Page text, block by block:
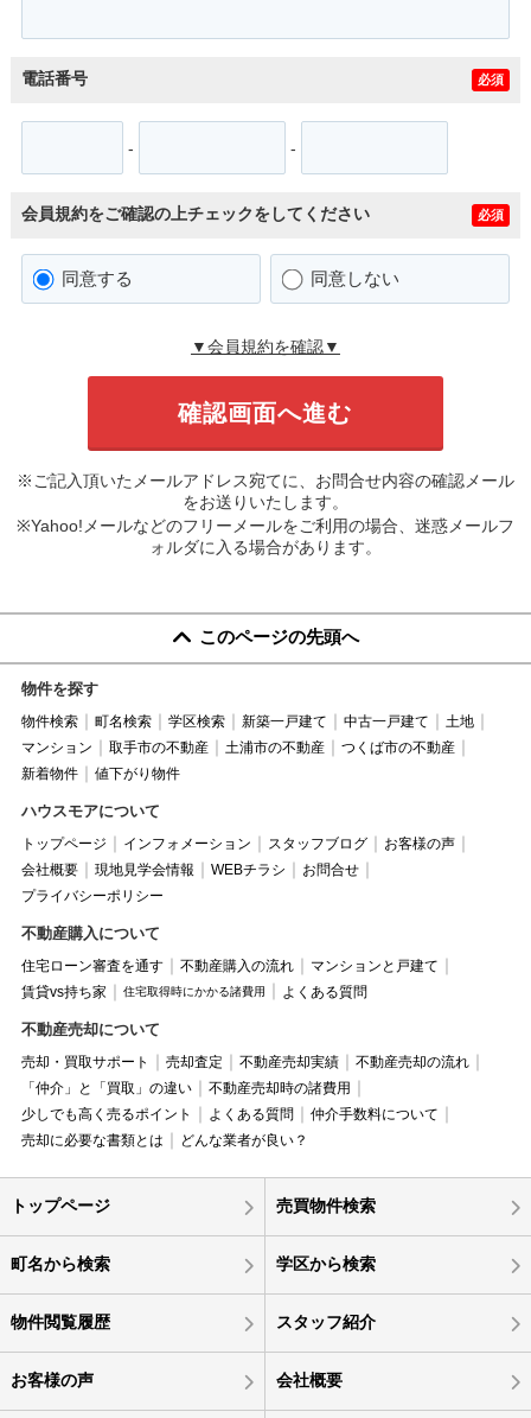
電話番号 必須
- -
会員規約をご確認の上チェックをしてください 必須
同意する 同意しない
▼会員規約を確認▼
※ご記入頂いたメールアドレス宛てに、お問合せ内容の確認メール
をお送りいたします。
※Yahoo!メールなどのフリーメールをご利用の場合、迷惑メールフ
ォルダに入る場合があります。
このページの先頭へ
物件を探す
物件検索 町名検索 学区検索 新築一戸建て 中古一戸建て
土地
マンション
取手市の不動産 土浦市の不動産
つくば市の不動産
新着物件
値下がり物件
ハウスモアについて
トップページ インフォメーション スタッフブログ
お客様の声
会社概要
現地見学会情報 WEBチラシ
お問合せ
プライバシーポリシー
不動産購入について
住宅ローン審査を通す 不動産購入の流れ
マンションと戸建て
賃貸vs持ち家
住宅取得時にかかる諸費用 よくある質問
不動産売却について
売却・買取サポート 売却査定 不動産売却実績
不動産売却の流れ
「仲介」と「買取」の違い
不動産売却時の諸費用
少しでも高く売るポイント
よくある質問
仲介手数料について
売却に必要な書類とは
どんな業者が良い？
トップページ 売買物件検索
町名から検索 学区から検索
物件閲覧履歴 スタッフ紹介
お客様の声 会社概要